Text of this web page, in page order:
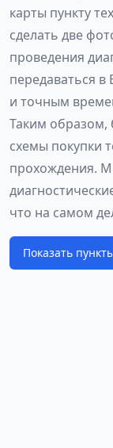
карты пункту
сделать две
проведения
передаваться
и точным
Таким образом,
схемы покупки
прохождения.
что на самом
Показать